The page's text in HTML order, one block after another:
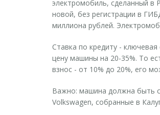
электромобиль, сделанный в
новой, без регистрации в
миллиона рублей.
Ставка по кредиту -
цену машины на 20-35%. То
взнос - от 10% до 20%, его
Важно: машина должна быть
Volkswagen, собранные в